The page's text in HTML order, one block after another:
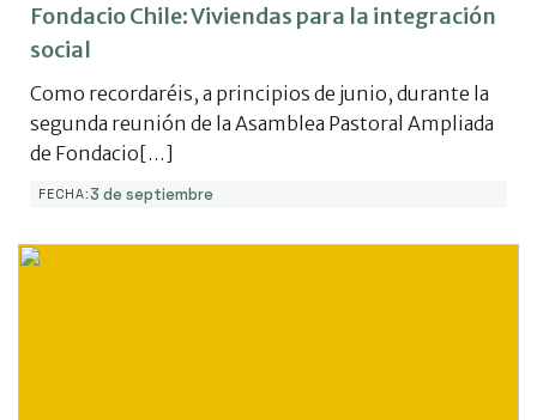
Fondacio Chile: Viviendas para la integración
social
Como recordaréis, a principios de junio, durante la
segunda reunión de la Asamblea Pastoral Ampliada
de Fondacio[…]
FECHA:3 de septiembre